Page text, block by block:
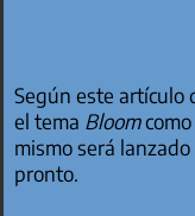
Según este artículo
el tema Bloomcomo
mismo será
pronto.